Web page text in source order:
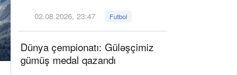
02.08.2026, 23:47 Futbol
Dünya çempionatı: Güləşçimiz
gümüş medal qazandı